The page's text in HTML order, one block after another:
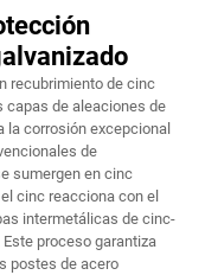
recubrimiento de cinc
capas de aleaciones de
corrosión excepcional
de
sumergen en cinc
cinc reacciona con el
intermetálicas de cinc-
proceso garantiza
postes de acero